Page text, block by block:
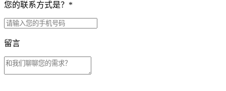
您的联系方式是？ *
留言